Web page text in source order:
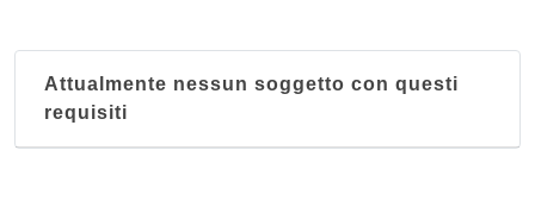
Attualmente nessun soggetto con questi
requisiti